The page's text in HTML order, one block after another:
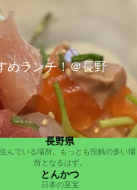
めランチ！＠長野
長野県
んでいる場所。もっとも投稿の多い場
所となるはず。
とんかつ
日本の至宝